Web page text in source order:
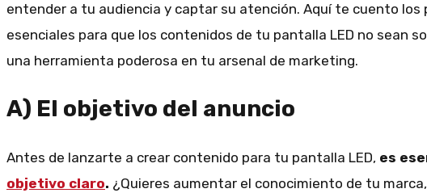
entender a tu audiencia y captar su atención. Aquí te cuento los
esenciales para que los contenidos de tu pantalla LED no sean
una herramienta poderosa en tu arsenal de marketing.
A) El objetivo del anuncio
Antes de lanzarte a crear contenido para tu pantalla LED, es
objetivo claro. ¿Quieres aumentar el conocimiento de tu